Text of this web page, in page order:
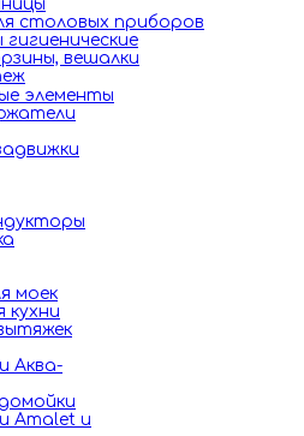
столовых приборов
вешалки
элементы
моек
кухни
Аква-
Amalet и